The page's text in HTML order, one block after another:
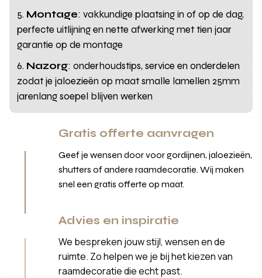
Montage: vakkundige plaatsing in of op de dag,
perfecte uitlijning en nette afwerking met tien jaar
garantie op de montage
Nazorg: onderhoudstips, service en onderdelen
zodat je jaloezieën op maat smalle lamellen 25mm
jarenlang soepel blijven werken
Gratis offerte aanvragen
Geef je wensen door voor gordijnen, jaloezieën,
shutters of andere raamdecoratie. Wij maken
snel een gratis offerte op maat.
Advies en inspiratie
We bespreken jouw stijl, wensen en de
ruimte. Zo helpen we je bij het kiezen van
raamdecoratie die echt past.